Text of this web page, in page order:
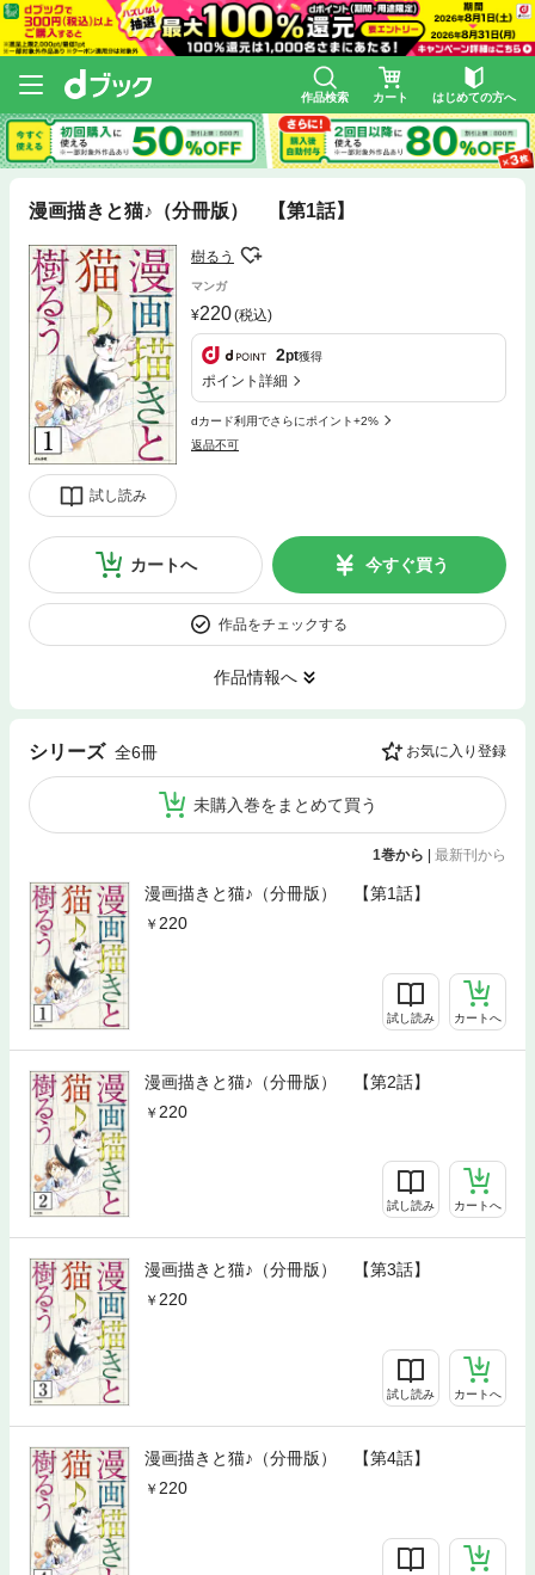
作品検索 カート はじめての方へ
漫画描きと猫♪（分冊版） 【第1話】
試し読み
樹るう
マンガ
220(税込)
2pt獲得
ポイント詳細
dカード利用でさらにポイント+2%
返品不可
カートへ 今すぐ買う
作品をチェックする
作品情報へ
シリーズ 全6冊 お気に入り登録
未購入巻をまとめて買う
1巻から | 最新刊から
漫画描きと猫♪（分冊版） 【第1話】
220
試し読み カートへ
漫画描きと猫♪（分冊版） 【第2話】
220
試し読み カートへ
漫画描きと猫♪（分冊版） 【第3話】
220
試し読み カートへ
漫画描きと猫♪（分冊版） 【第4話】
220